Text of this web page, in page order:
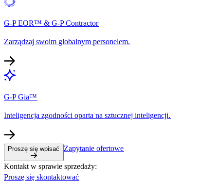
G-P EOR™ & G-P Contractor​​
Zarządzaj swoim globalnym personelem.​​
G-P Gia™​​
Inteligencja zgodności oparta na sztucznej inteligencji.​​
Proszę się wpisać​​ Zapytanie ofertowe​​
Kontakt w sprawie sprzedaży:​​
Proszę się skontaktować​​